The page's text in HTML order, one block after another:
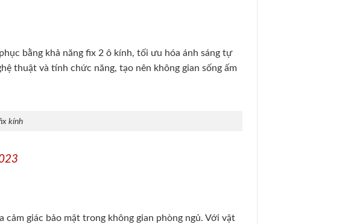
bằng khả năng fix 2 ô kính, tối ưu hóa ánh sáng tự
thuật và tính chức năng, tạo nên không gian sống ấm
kính
giác bảo mật trong không gian phòng ngủ. Với vật